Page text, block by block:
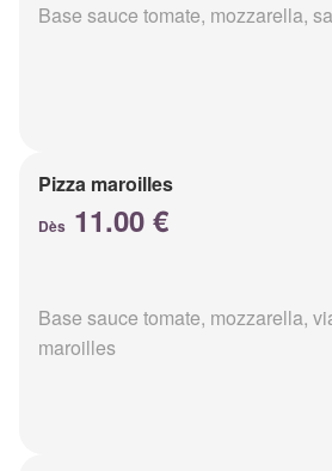
Base sauce tomate, mozzarella,
Pizza maroilles
Dès 11.00 €
Base sauce tomate, mozzarella,
maroilles